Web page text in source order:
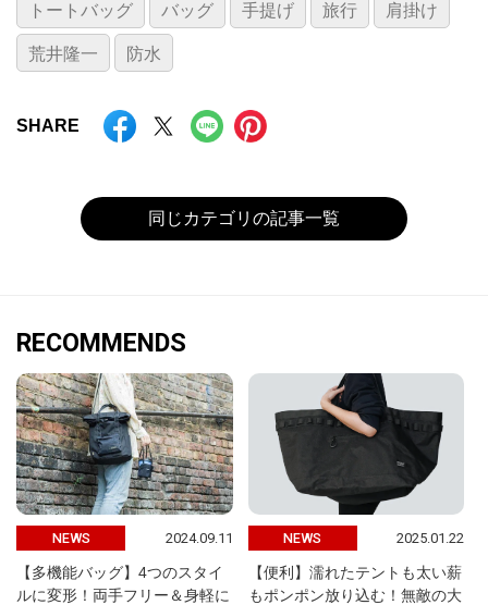
トートバッグ バッグ 手提げ 旅行 肩掛け
荒井隆一 防水
SHARE
同じカテゴリの記事一覧
RECOMMENDS
NEWS 2024.09.11
【多機能バッグ】4つのスタイ
ルに変形！両手フリー＆身軽に
NEWS 2025.01.22
【便利】濡れたテントも太い薪
もポンポン放り込む！無敵の大